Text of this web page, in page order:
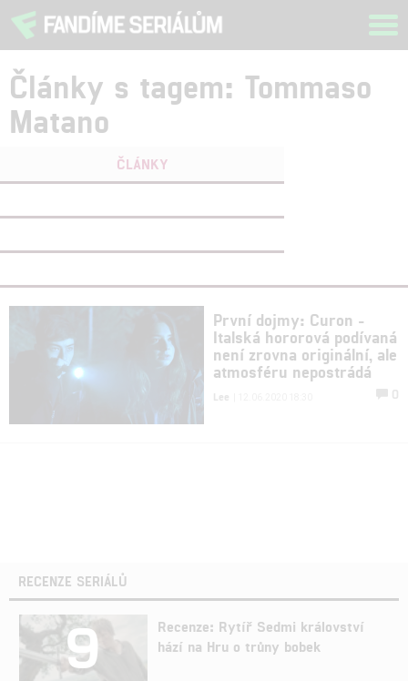
Články s tagem: Tommaso
Matano
ČLÁNKY
První dojmy: Curon -
Italská hororová podívaná
není zrovna originální, ale
atmosféru nepostrádá
Lee 0
RECENZE SERIÁLŮ
9
Recenze: Rytíř Sedmi království
hází na Hru o trůny bobek